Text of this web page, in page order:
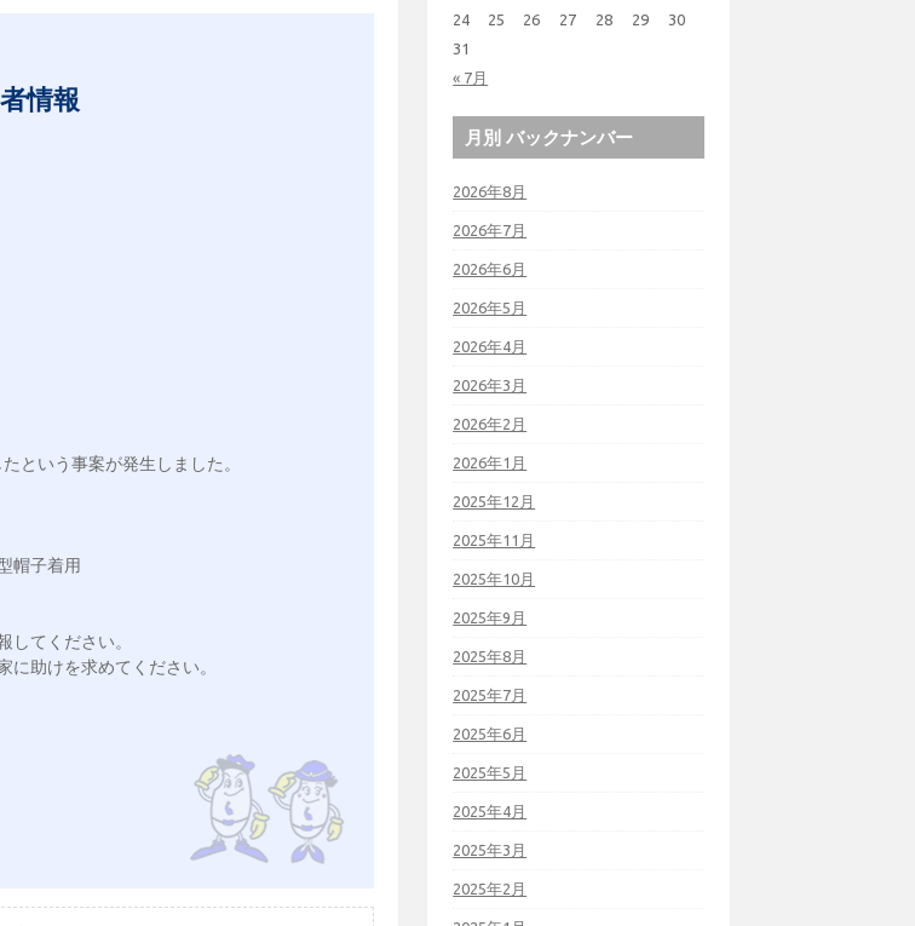
情報
という事案が発生しました。
帽子着用
てください。
助けを求めてください。
« 7月
24
25 26 27 28 29
30
31
月別 バックナンバー
2026年8月
2026年7月
2026年6月
2026年5月
2026年4月
2026年3月
2026年2月
2026年1月
2025年12月
2025年11月
2025年10月
2025年9月
2025年8月
2025年7月
2025年6月
2025年5月
2025年4月
2025年3月
2025年2月